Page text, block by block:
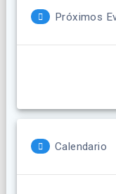
Próximos
Calendario